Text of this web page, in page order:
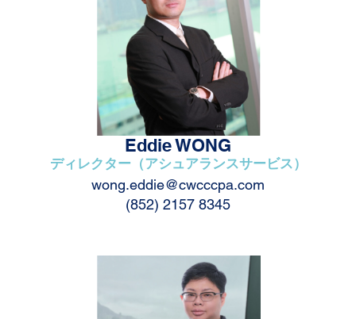
Eddie WONG
ディレクター（アシュアランスサービス）
wong.eddie@cwcccpa.com
(852) 2157 8345